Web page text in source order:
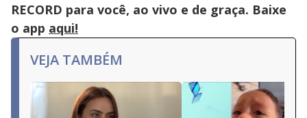
RECORD para você, ao vivo e de graça. Baixe
o app aqui!
VEJA TAMBÉM